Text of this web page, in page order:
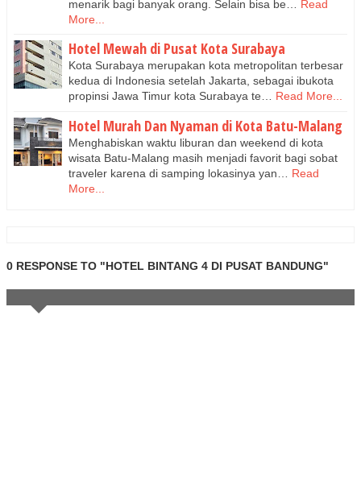
menarik bagi banyak orang. Selain bisa be…
Read
More...
Hotel Mewah di Pusat Kota Surabaya
Kota Surabaya merupakan kota metropolitan terbesar
kedua di Indonesia setelah Jakarta, sebagai ibukota
propinsi Jawa Timur kota Surabaya te…
Read More...
Hotel Murah Dan Nyaman di Kota Batu-Malang
Menghabiskan waktu liburan dan weekend di kota
wisata Batu-Malang masih menjadi favorit bagi sobat
traveler karena di samping lokasinya yan…
Read
More...
0 RESPONSE TO "HOTEL BINTANG 4 DI PUSAT BANDUNG"